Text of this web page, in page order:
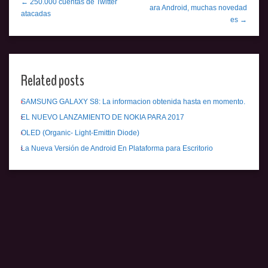
← 250.000 cuentas de Twitter
atacadas
ara Android, muchas novedad
es →
Related posts
SAMSUNG GALAXY S8: La informacion obtenida hasta en momento.
EL NUEVO LANZAMIENTO DE NOKIA PARA 2017
OLED (Organic- Light-Emittin Diode)
La Nueva Versión de Android En Plataforma para Escritorio